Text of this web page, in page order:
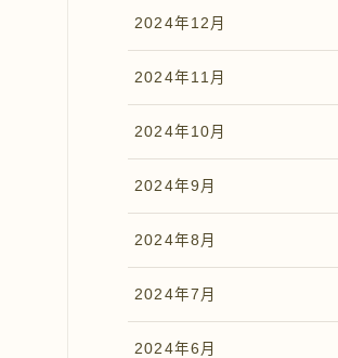
2024年12月
2024年11月
2024年10月
2024年9月
2024年8月
2024年7月
2024年6月